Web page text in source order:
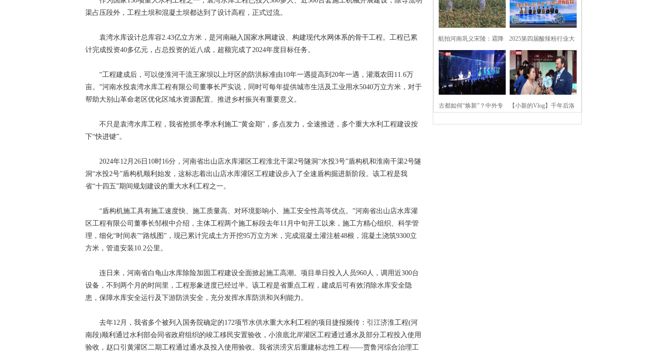
渠占压段外，工程土坝和混凝土坝都达到了设计高程，正式过流。
袁湾水库设计总库容2.43亿立方米，是河南融入国家水网建设、构建现代水网体系的骨干工程。工程已累
计完成投资40多亿元，占总投资的近八成，超额完成了2024年度目标任务。
“工程建成后，可以使淮河干流王家坝以上圩区的防洪标准由10年一遇提高到20年一遇，灌溉农田11.6万
亩。”河南水投袁湾水库工程有限公司董事长严实说，同时可每年提供城市生活及工业用水5040万立方米，对于
帮助大别山革命老区优化区域水资源配置、推进乡村振兴有重要意义。
不只是袁湾水库工程，我省抢抓冬季水利施工“黄金期”，多点发力，全速推进，多个重大水利工程建设按
下“快进键”。
2024年12月26日10时16分，河南省出山店水库灌区工程淮北干渠2号隧洞“水投3号”盾构机和淮南干渠2号隧
洞“水投2号”盾构机顺利始发，这标志着出山店水库灌区工程建设步入了全速盾构掘进新阶段。该工程是我
省“十四五”期间规划建设的重大水利工程之一。
“盾构机施工具有施工速度快、施工质量高、对环境影响小、施工安全性高等优点。”河南省出山店水库灌
区工程有限公司董事长邹根中介绍，主体工程两个施工标段去年11月中旬开工以来，施工方精心组织、科学管
理，细化“时间表”“路线图”，现已累计完成土方开挖95万立方米，完成混凝土灌注桩48根，混凝土浇筑9300立
方米，管道安装10.2公里。
连日来，河南省白龟山水库除险加固工程建设全面掀起施工高潮。项目单日投入人员960人，调用近300台
设备，不到两个月的时间里，工程形象进度已经过半。该工程是省重点工程，建成后可有效消除水库安全隐
患，保障水库安全运行及下游防洪安全，充分发挥水库防洪和兴利能力。
去年12月，我省多个被列入国务院确定的172项节水供水重大水利工程的项目捷报频传：引江济淮工程(河
南段)顺利通过水利部会同省政府组织的竣工移民安置验收，小浪底北岸灌区工程通过通水及部分工程投入使用
验收，赵口引黄灌区二期工程通过通水及投入使用验收。我省洪涝灾后重建标志性工程——贾鲁河综合治理工
航拍河南巩义宋陵：霜降
时节高粱红
2025第四届酸辣粉行业大
会在河南开封举行
古都如何“焕新”？中外专 【小新的Vlog】千年后洛